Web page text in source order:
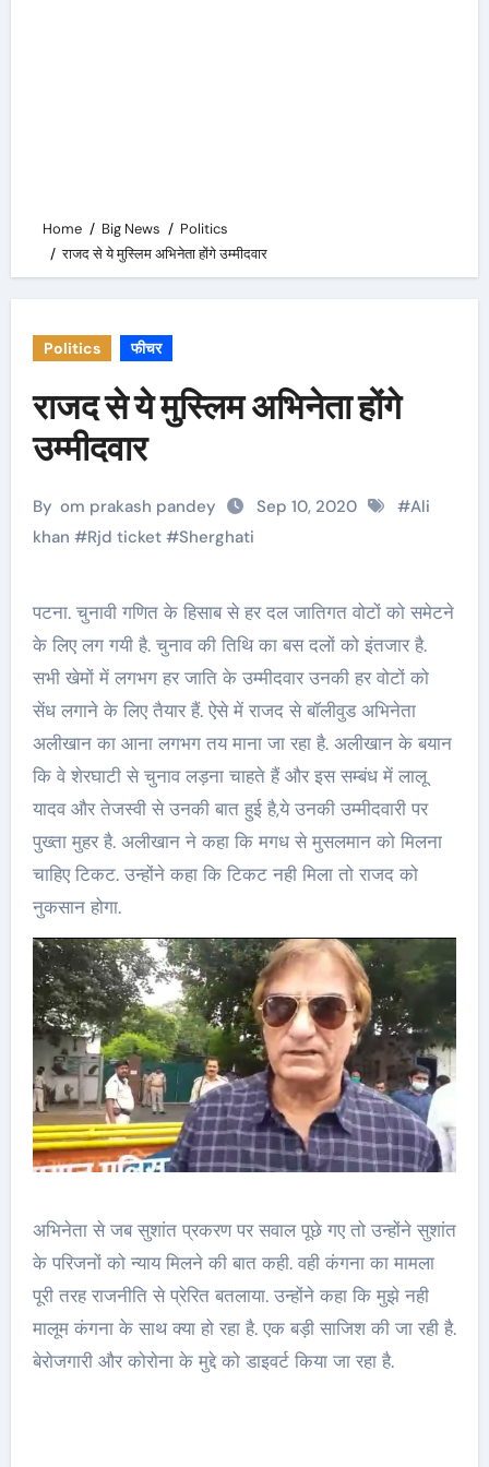
Home Big News
Politics
राजद से ये मुस्लिम अभिनेता होंगे उम्मीदवार
Politics फीचर
राजद से ये मुस्लिम अभिनेता होंगे
उम्मीदवार
By om prakash pandey Sep 10, 2020 #Ali
khan #Rjd ticket#Sherghati
पटना. चुनावी गणित के हिसाब से हर दल जातिगत वोटों को समेटने
के लिए लग गयी है. चुनाव की तिथि का बस दलों को इंतजार है.
सभी खेमों में लगभग हर जाति के उम्मीदवार उनकी हर वोटों को
सेंध लगाने के लिए तैयार हैं. ऐसे में राजद से बॉलीवुड अभिनेता
अलीखान का आना लगभग तय माना जा रहा है. अलीखान के बयान
कि वे शेरघाटी से चुनाव लड़ना चाहते हैं और इस सम्बंध में लालू
यादव और तेजस्वी से उनकी बात हुई है,ये उनकी उम्मीदवारी पर
पुख्ता मुहर है. अलीखान ने कहा कि मगध से मुसलमान को मिलना
चाहिए टिकट. उन्होंने कहा कि टिकट नही मिला तो राजद को
नुकसान होगा.
अभिनेता से जब सुशांत प्रकरण पर सवाल पूछे गए तो उन्होंने सुशांत
के परिजनों को न्याय मिलने की बात कही. वही कंगना का मामला
पूरी तरह राजनीति से प्रेरित बतलाया. उन्होंने कहा कि मुझे नही
मालूम कंगना के साथ क्या हो रहा है. एक बड़ी साजिश की जा रही है.
बेरोजगारी और कोरोना के मुद्दे को डाइवर्ट किया जा रहा है.